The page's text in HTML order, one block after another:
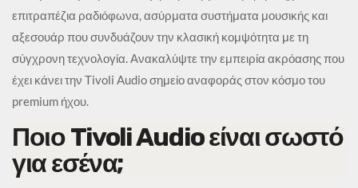
επιτραπέζια ραδιόφωνα, ασύρματα συστήματα μουσικής και
αξεσουάρ που συνδυάζουν την κλασική κομψότητα με τη
σύγχρονη τεχνολογία. Ανακαλύψτε την εμπειρία ακρόασης που
έχει κάνει την Tivoli Audio σημείο αναφοράς στον κόσμο του
premium ήχου.
Ποιο Tivoli Audio είναι σωστό
για εσένα;